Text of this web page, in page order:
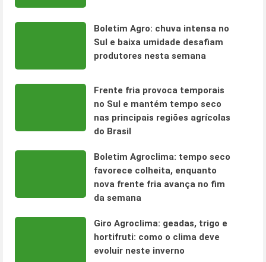
Boletim Agro: chuva intensa no
Sul e baixa umidade desafiam
produtores nesta semana
Frente fria provoca temporais
no Sul e mantém tempo seco
nas principais regiões agrícolas
do Brasil
Boletim Agroclima: tempo seco
favorece colheita, enquanto
nova frente fria avança no fim
da semana
Giro Agroclima: geadas, trigo e
hortifruti: como o clima deve
evoluir neste inverno